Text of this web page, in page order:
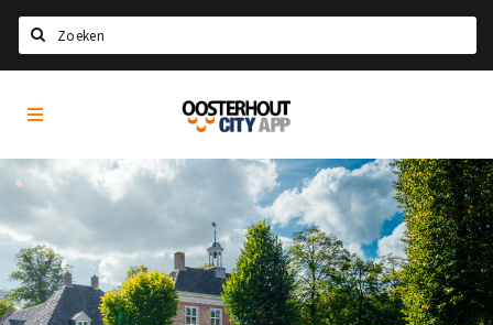
Home
Agenda
Nieuws
Eten
Drinken
Oosterhout
City